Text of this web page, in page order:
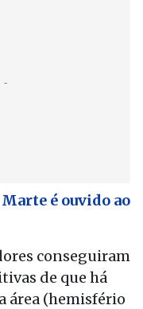
é ouvido ao
conseguiram
de que há
área (hemisfério